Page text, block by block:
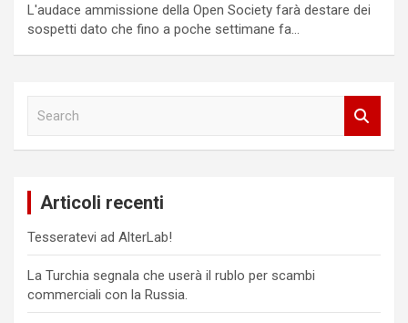
L'audace ammissione della Open Society farà destare dei
sospetti dato che fino a poche settimane fa…
Articoli recenti
Tesseratevi ad AlterLab!
La Turchia segnala che userà il rublo per scambi
commerciali con la Russia.